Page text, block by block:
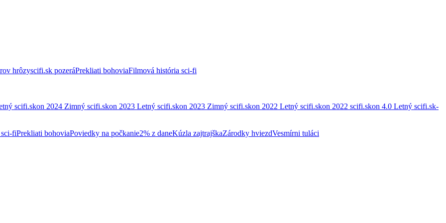
hrôzyscifi.sk pozeráPrekliati bohoviaFilmová história sci-fi
scifi.skon 2024 Zimný scifi.skon 2023 Letný scifi.skon 2023 Zimný scifi.skon 2022 Letný scifi.skon 2022 scifi.skon 4.0 Letný scifi.sk-
fiPrekliati bohoviaPoviedky na počkanie2% z daneKúzla zajtrajškaZárodky hviezdVesmírni tuláci